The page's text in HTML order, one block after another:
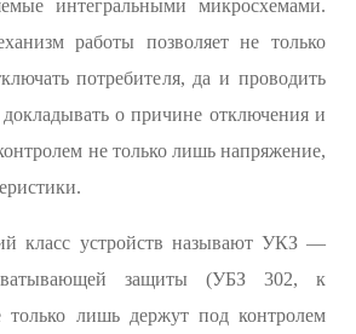
интегральными микросхемами.
работы позволяет не только
потребителя, да и проводить
докладывать о причине отключения и
не только лишь напряжение,
класс устройств называют УКЗ —
защиты (УБЗ 302, к
лишь держут под контролем